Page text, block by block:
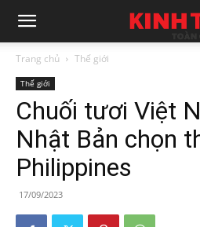
Trang chủ Thế giới
Thế giới
Chuối tươi Việt
Nhật Bản chọn
Philippines
17/09/2023